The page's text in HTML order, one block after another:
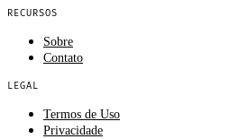
RECURSOS
Sobre
Contato
LEGAL
Termos de Uso
Privacidade